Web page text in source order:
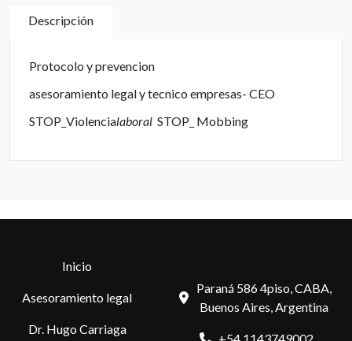
Descripción
Protocolo y prevencion
asesoramiento legal y tecnico empresas- CEO
STOP_Violencialaboral STOP_ Mobbing
Inicio
Asesoramiento legal
Dr. Hugo Carriaga
Paraná 586 4piso, CABA,
Buenos Aires, Argentina